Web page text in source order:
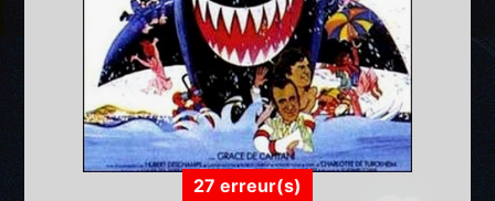
27 erreur(s)